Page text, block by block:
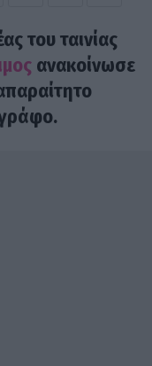
του ταινίας
ανακοίνωσε